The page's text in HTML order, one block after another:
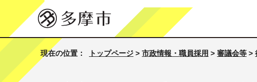
現在の位置： トップページ > 市政情報・職員採用 > 審議会等 >